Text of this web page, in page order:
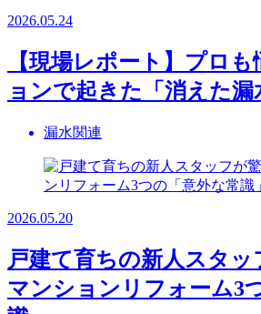
2026.05.24
【現場レポート】プロ
ョンで起きた「消えた漏
漏水関連
2026.05.20
戸建て育ちの新人スタッ
マンションリフォーム3